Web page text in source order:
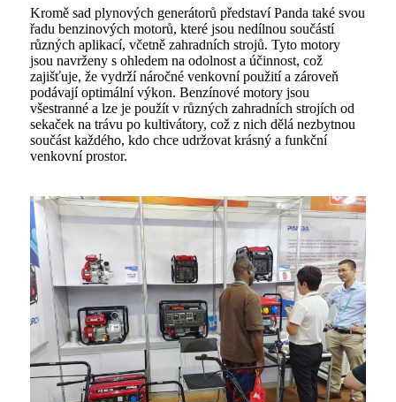
Kromě sad plynových generátorů představí Panda také svou
řadu benzinových motorů, které jsou nedílnou součástí
různých aplikací, včetně zahradních strojů. Tyto motory
jsou navrženy s ohledem na odolnost a účinnost, což
zajišťuje, že vydrží náročné venkovní použití a zároveň
podávají optimální výkon. Benzínové motory jsou
všestranné a lze je použít v různých zahradních strojích od
sekaček na trávu po kultivátory, což z nich dělá nezbytnou
součást každého, kdo chce udržovat krásný a funkční
venkovní prostor.